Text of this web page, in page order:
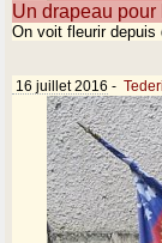
Un drapeau
On voit fleurir
16 juillet 2016 -